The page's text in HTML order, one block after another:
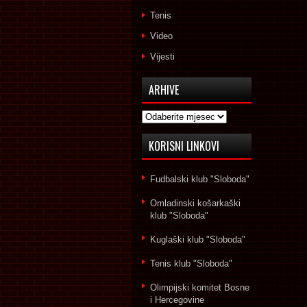
Tenis
Video
Vijesti
ARHIVE
Arhive
KORISNI LINKOVI
Fudbalski klub "Sloboda"
Omladinski košarkaški
klub "Sloboda"
Kuglaški klub "Sloboda"
Tenis klub "Sloboda"
Olimpijski komitet Bosne
i Hercegovine